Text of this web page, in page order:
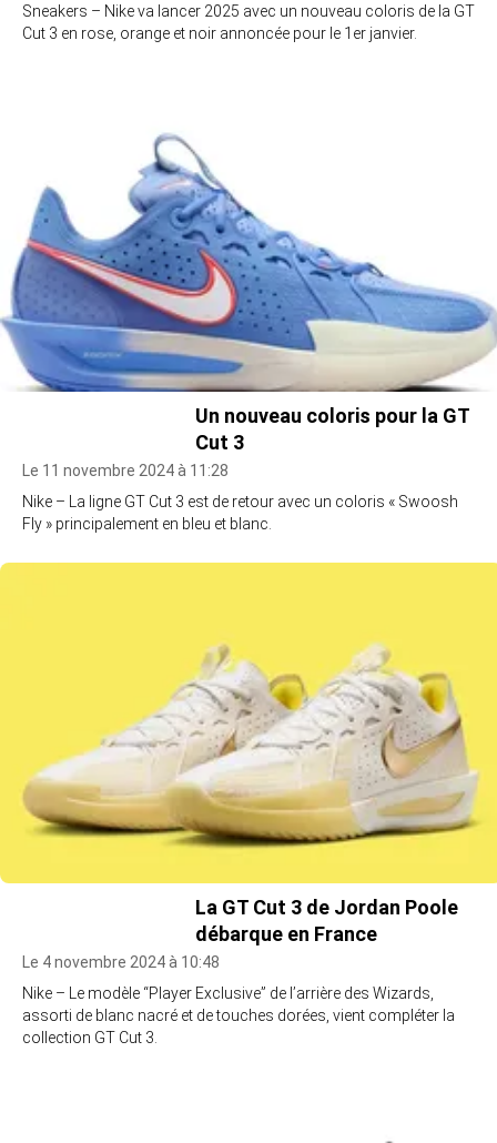
Sneakers – Nike va lancer 2025 avec un nouveau coloris de la GT
Cut 3 en rose, orange et noir annoncée pour le 1er janvier.
Un nouveau coloris pour la GT
Cut 3
Le 11 novembre 2024 à 11:28
Nike – La ligne GT Cut 3 est de retour avec un coloris « Swoosh
Fly » principalement en bleu et blanc.
La GT Cut 3 de Jordan Poole
débarque en France
Le 4 novembre 2024 à 10:48
Nike – Le modèle “Player Exclusive” de l’arrière des Wizards,
assorti de blanc nacré et de touches dorées, vient compléter la
collection GT Cut 3.